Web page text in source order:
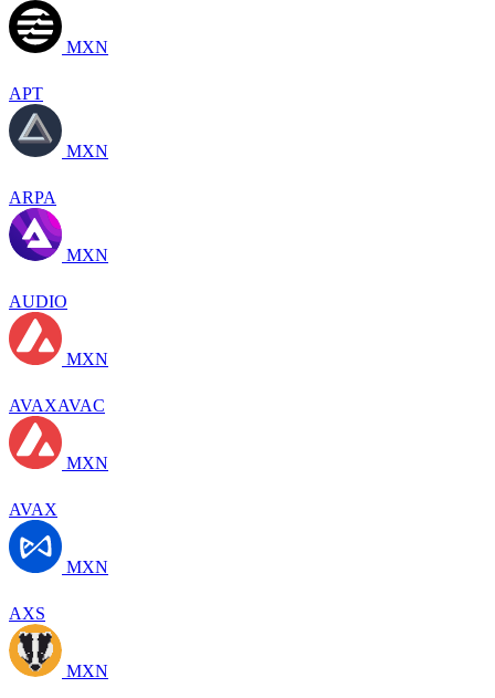
MXN
APT
MXN
ARPA
MXN
AUDIO
MXN
AVAXAVAC
MXN
AVAX
MXN
AXS
MXN